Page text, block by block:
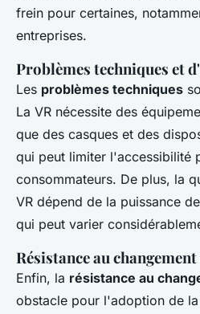
frein pour certaines,
entreprises.
Problèmes techniques et
Les problèmes techniques
La VR nécessite des
que des casques et des
qui peut limiter l'accessibilité
consommateurs. De plus, la
VR dépend de la puissance
qui peut varier
Résistance au
Enfin, la résistance au
obstacle pour l'adoption de la